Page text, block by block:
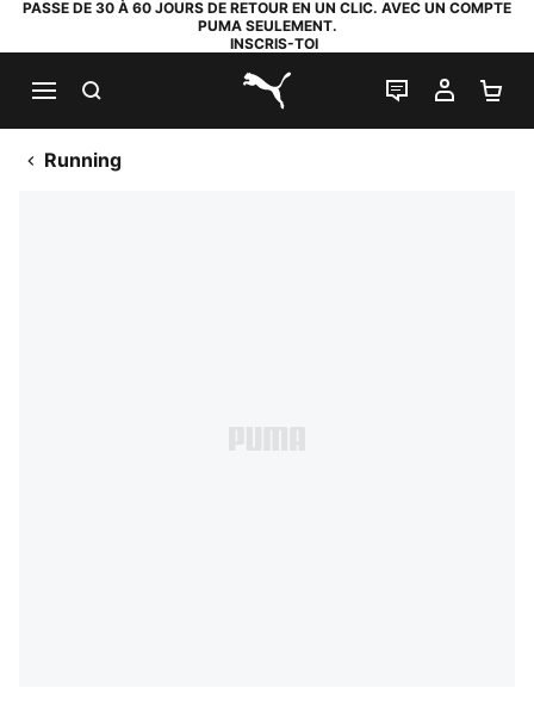
PASSE DE 30 À 60 JOURS DE RETOUR EN UN CLIC. AVEC UN COMPTE
PUMA SEULEMENT.
INSCRIS-TOI
PUMA.com
LIVE CHAT
MON
Running